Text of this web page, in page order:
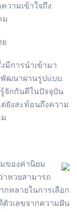
วามเข้าใจถึง
ม
มีการนำเข้ามา
ฒนาผ่านรูปแบบ
จักกันดีในปัจจุบัน
ยังสะท้อนถึงความ
ของค่านิยม
หวยสามารถ
หลายในการเลือก
ตัวเลขจากความฝัน